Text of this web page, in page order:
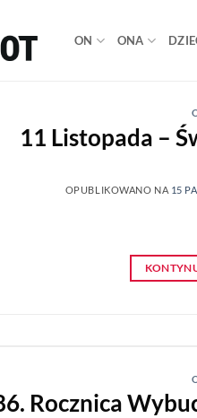
ON ONA
11 Listopada –
OPUBLIKOWANO NA 15
Rocznica